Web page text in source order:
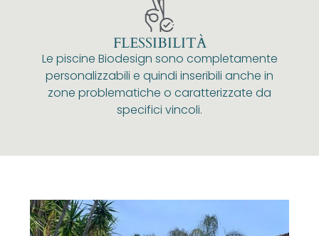
FLESSIBILITÀ
Le piscine Biodesign sono completamente
personalizzabili e quindi inseribili anche in
zone problematiche o caratterizzate da
specifici vincoli.